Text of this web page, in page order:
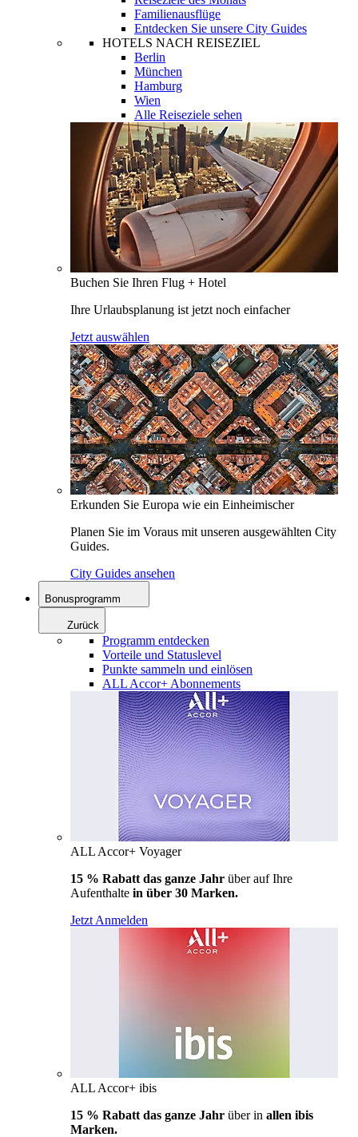
Familienausflüge
Entdecken Sie unsere City Guides
HOTELS NACH REISEZIEL
Berlin
München
Hamburg
Wien
Alle Reiseziele sehen
Buchen Sie Ihren Flug + Hotel
Ihre Urlaubsplanung ist jetzt noch einfacher
Jetzt auswählen
Erkunden Sie Europa wie ein Einheimischer
Planen Sie im Voraus mit unseren ausgewählten City
Guides.
City Guides ansehen
Bonusprogramm
Zurück
Programm entdecken
Vorteile und Statuslevel
Punkte sammeln und einlösen
ALL Accor+ Abonnements
ALL Accor+ Voyager
15 % Rabatt das ganze Jahr über auf Ihre
Aufenthalte in über 30 Marken.
Jetzt Anmelden
ALL Accor+ ibis
15 % Rabatt das ganze Jahr über in allen ibis
Marken.